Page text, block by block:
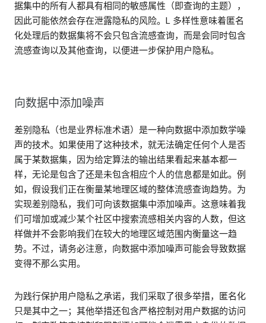
据集中的所有人都具有相同的敏感属性（即查询的主题），
因此可能依然会存在泄露隐私的风险。L 多样性意味着匿名
化处理后的数据集将不会只包含流感查询，而是会同时包含
流感查询以及其他查询，以便进一步保护用户隐私。
向数据中添加噪声
差别隐私（也是业界标准术语）是一种向数据中添加数学噪
声的技术。如果使用了这种技术，就无法确定任何个人是否
属于某数据集，因为给定算法的输出结果看起来基本都一
样，无论是包含了还是未包含相应个人的信息都是如此。例
如，假设我们正在衡量某地理区域的整体流感查询趋势。为
实现差别隐私，我们可向该数据集中添加噪声。这意味着我
们可增加或减少某个社区中搜索流感相关内容的人数，但这
样做并不会影响我们在较大的地理区域范围内衡量这一趋
势。不过，请务必注意，向数据中添加噪声可能会导致数据
变得不那么实用。
为践行保护用户隐私之承诺，我们采取了很多举措，匿名化
只是其中之一；其他举措还包含严格控制对用户数据的访问